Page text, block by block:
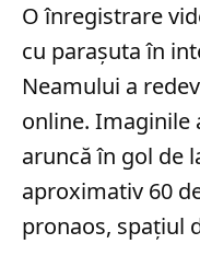
O înregistrare
cu parașuta în
Neamului a
online. Imaginile
aruncă în gol de
aproximativ 60
pronaos, spațiul